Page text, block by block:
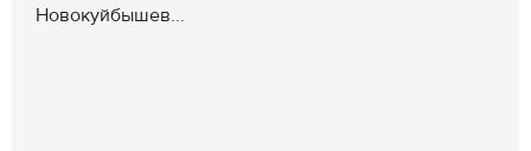
Новокуйбышев...